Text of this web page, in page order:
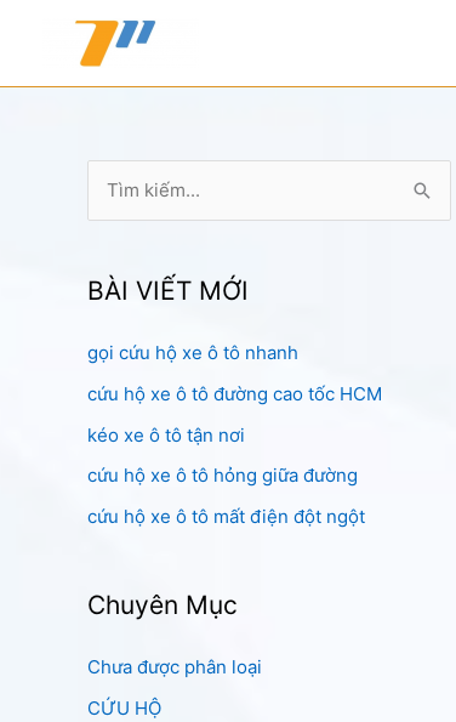
k
ế
m
:
BÀI VIẾT MỚI
gọi cứu hộ xe ô tô nhanh
cứu hộ xe ô tô đường cao tốc HCM
kéo xe ô tô tận nơi
cứu hộ xe ô tô hỏng giữa đường
cứu hộ xe ô tô mất điện đột ngột
Chuyên Mục
Chưa được phân loại
CỨU HỘ